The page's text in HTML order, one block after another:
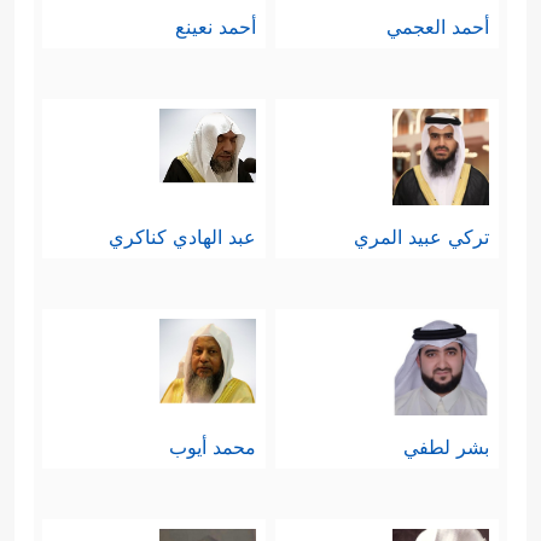
أحمد العجمي أحمد نعينع
تركي عبيد المري عبد الهادي كناكري
بشر لطفي محمد أيوب